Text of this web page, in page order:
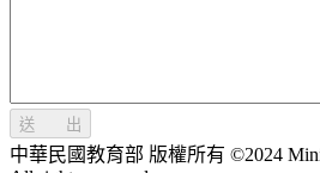
送 出
中華民國教育部 版權所有 ©2024